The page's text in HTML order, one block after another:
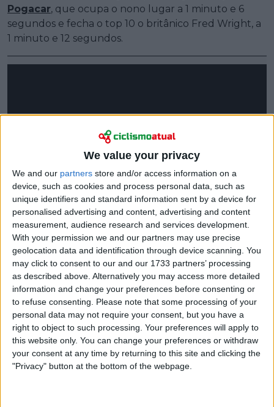
We value your privacy
We and our partners store and/or access information on a
device, such as cookies and process personal data, such as
unique identifiers and standard information sent by a device for
personalised advertising and content, advertising and content
measurement, audience research and services development.
With your permission we and our partners may use precise
geolocation data and identification through device scanning. You
may click to consent to our and our 1733 partners’ processing
as described above. Alternatively you may access more detailed
information and change your preferences before consenting or
to refuse consenting.
Please note that some processing of your
personal data may not require your consent, but you have a
right to object to such processing. Your preferences will apply to
this website only. You can change your preferences or withdraw
your consent at any time by returning to this site and clicking the
"Privacy" button at the bottom of the webpage.
Pogacar, que ocupa o nono lugar a 1 minuto e 6
segundos e fecha o top 10 o britânico Fred Wright, a
1 minuto e 12 segundos.
Leia também